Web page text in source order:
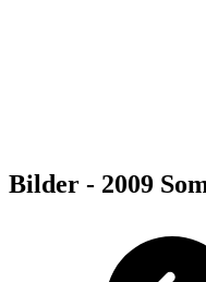
Bilder - 2009